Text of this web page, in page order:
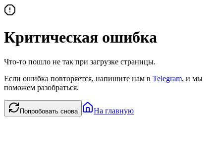
Критическая ошибка
Что-то пошло не так при загрузке страницы.
Если ошибка повторяется, напишите нам в Telegram, и мы
поможем разобраться.
Попробовать снова На главную